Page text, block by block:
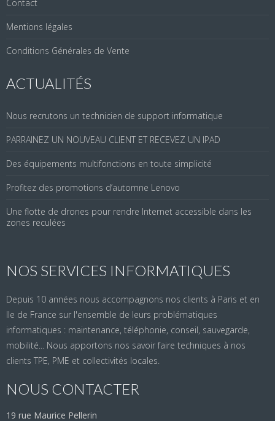
Contact
Mentions légales
Conditions Générales de Vente
ACTUALITÉS
Nous recrutons un technicien de support informatique
PARRAINEZ UN NOUVEAU CLIENT ET RECEVEZ UN IPAD
Des équipements multifonctions en toute simplicité
Profitez des promotions d’automne Lenovo
Une flotte de drones pour rendre Internet accessible dans les
zones reculées
NOS SERVICES INFORMATIQUES
Depuis 10 années nous accompagnons nos clients à Paris et en
Ile de France sur l'ensemble de leurs problématiques
informatiques : maintenance, téléphonie, conseil, sauvegarde,
mobilité... Nous apportons nos savoir faire techniques à nos
clients TPE, PME et collectivités locales.
NOUS CONTACTER
19 rue Maurice Pellerin